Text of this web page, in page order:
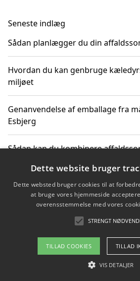
Seneste indlæg
Sådan planlægger du din
Hvordan du kan genbruge
miljøet
Genanvendelse af emballage fra
Esbjerg
Sådan kan du kombinere
Hvordan affaldssortering kan
Om / kontakt
Blog
Dette website bruger
Dette websted bruger cookies til at
at bruge vores hjemmeside
overensstemmelse med vores
STRENGT
TILLAD COOKIES TILLAD
VIS DETALJER